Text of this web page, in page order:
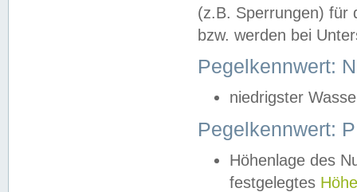
(z.B. Sperrungen) für
bzw. werden bei
Pegelkennwert:
niedrigster
Pegelkennwert:
Höhenlage des
festgelegtes